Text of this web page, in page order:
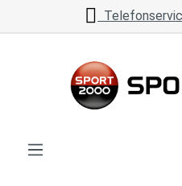
Zum Hauptinhalt springen